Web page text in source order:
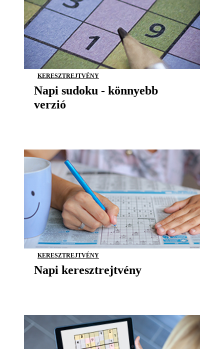
KERESZTREJTVÉNY
Napi sudoku - könnyebb
verzió
KERESZTREJTVÉNY
Napi keresztrejtvény